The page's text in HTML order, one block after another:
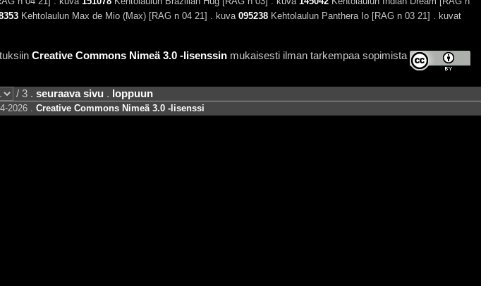
Kehtolaulun Max de Mio (Max) [RAG n 04 21] . kuva 095238Kehtolaulun Panthera Io [RAG n 03 21] . kuvat
Creative Commons Nimeä 3.0 -lisenssinmukaisesti ilman tarkempaa sopimista
/ 3 . seuraava sivu . loppuun
2026 . Creative Commons Nimeä 3.0 -lisenssi